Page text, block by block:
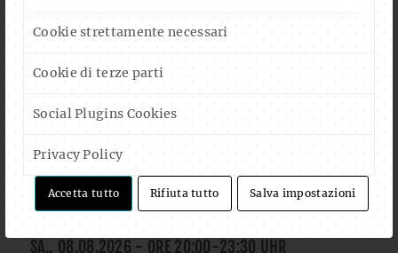
Cookie strettamente necessari
Cookie di terze parti
Social Plugins Cookies
Privacy Policy
Accetta tutto Rifiuta tutto Salva impostazioni
SÜDTIROL)
SHARE YOUR MUSIC - BATTLE ARENA VS. POTRON
FR., 07.08.2026- ORE20:00-23:00UHR
SA., 08.08.2026 - ORE 20:00-23:30 UHR